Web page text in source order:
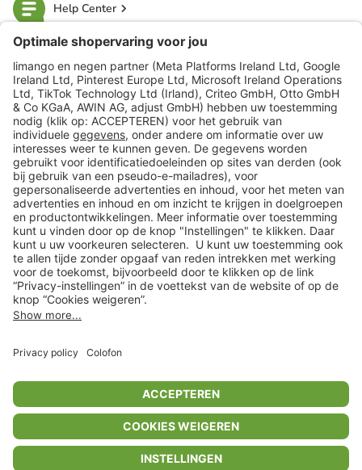
In winkelwagentje voor
Help Center
limango
Veilig winkelen
Klantenservice
Shop
Acties
limango.de limango.pl
** Alle prijsopgaven zijn inclusief belasting en exclusief verzendkosten
ᵃ Bij een minimale bestelwaarde van €15.